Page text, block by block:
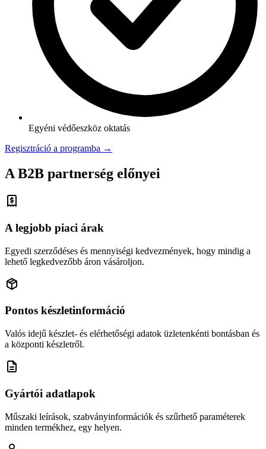
Egyéni védőeszköz oktatás
Regisztráció a programba →
A B2B partnerség előnyei
A legjobb piaci árak
Egyedi szerződéses és mennyiségi kedvezmények, hogy mindig a
lehető legkedvezőbb áron vásároljon.
Pontos készletinformáció
Valós idejű készlet- és elérhetőségi adatok üzletenkénti bontásban és
a központi készletről.
Gyártói adatlapok
Műszaki leírások, szabványinformációk és szűrhető paraméterek
minden termékhez, egy helyen.